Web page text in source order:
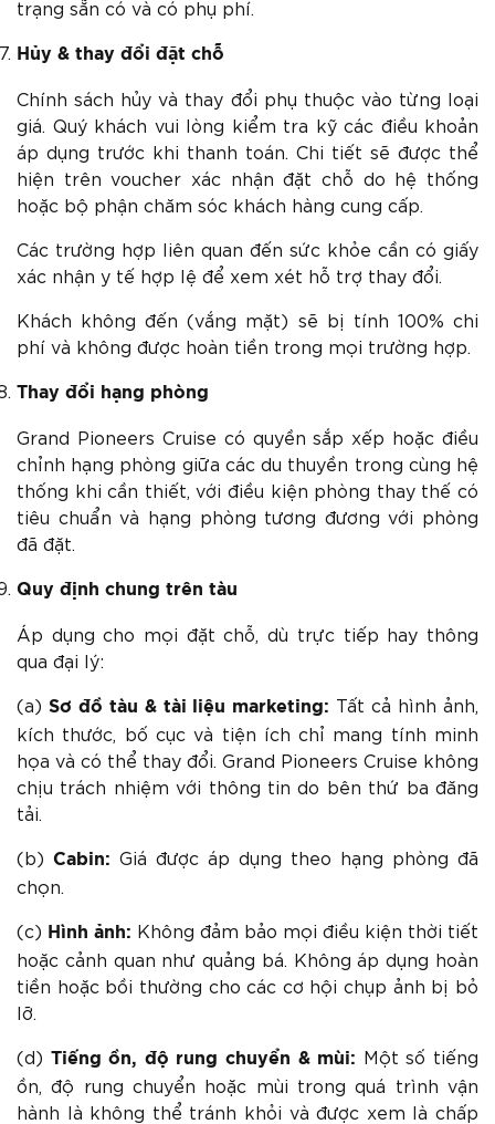
trạng sẵn có và có phụ phí.
Hủy & thay đổi đặt chỗ
Chính sách hủy và thay đổi phụ thuộc vào từng loại
giá. Quý khách vui lòng kiểm tra kỹ các điều khoản
áp dụng trước khi thanh toán. Chi tiết sẽ được thể
hiện trên voucher xác nhận đặt chỗ do hệ thống
hoặc bộ phận chăm sóc khách hàng cung cấp.
Các trường hợp liên quan đến sức khỏe cần có giấy
xác nhận y tế hợp lệ để xem xét hỗ trợ thay đổi.
Khách không đến (vắng mặt) sẽ bị tính 100% chi
phí và không được hoàn tiền trong mọi trường hợp.
Thay đổi hạng phòng
Grand Pioneers Cruise có quyền sắp xếp hoặc điều
chỉnh hạng phòng giữa các du thuyền trong cùng hệ
thống khi cần thiết, với điều kiện phòng thay thế có
tiêu chuẩn và hạng phòng tương đương với phòng
đã đặt.
Quy định chung trên tàu
Áp dụng cho mọi đặt chỗ, dù trực tiếp hay thông
qua đại lý:
(a) Sơ đồ tàu & tài liệu marketing: Tất cả hình ảnh,
kích thước, bố cục và tiện ích chỉ mang tính minh
họa và có thể thay đổi. Grand Pioneers Cruise không
chịu trách nhiệm với thông tin do bên thứ ba đăng
tải.
(b) Cabin: Giá được áp dụng theo hạng phòng đã
chọn.
(c) Hình ảnh: Không đảm bảo mọi điều kiện thời tiết
hoặc cảnh quan như quảng bá. Không áp dụng hoàn
tiền hoặc bồi thường cho các cơ hội chụp ảnh bị bỏ
lỡ.
(d) Tiếng ồn, độ rung chuyển & mùi: Một số tiếng
ồn, độ rung chuyển hoặc mùi trong quá trình vận
hành là không thể tránh khỏi và được xem là chấp